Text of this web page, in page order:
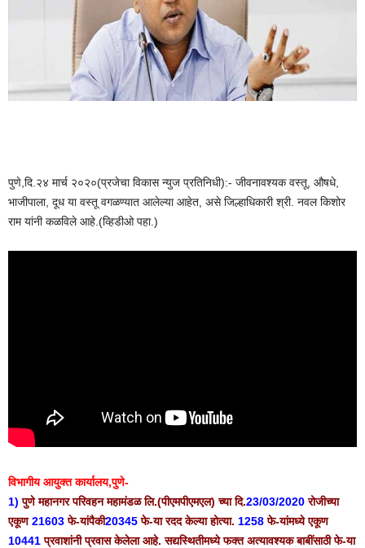
पुणे,दि.२४ मार्च २०२०(प्रजेचा विकास न्युज प्रतिनिधी):- जीवनावश्यक वस्तू, औषधे,
भाजीपाला, दूध या वस्तू वगळण्यात आलेल्या आहेत, असे जिल्हाधिकारी श्री. नवल किशोर
राम यांनी कळविले आहे.(व्हिडीओ पहा.)
विभागीय आयुक्त कार्यालय,पुणे-
1) पुणे महानगर परिवहन महामंडळ लि.(पीएमपीएमएल) च्या दि.23/03/2020रोजीच्या
एकूण21603फे-यांपैकी20345फे-या रदद केल्या होत्या. 1258फे-यांमध्ये एकूण
10441प्रवाशांनी प्रवास केलेला आहे. सद्यस्थितीमध्ये फक्त अत्यावश्यक बाबींसाठी फे-या